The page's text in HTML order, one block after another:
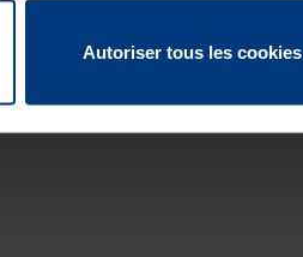
Autoriser tous les cookies